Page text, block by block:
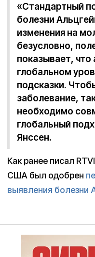
«Стандартный
болезни
изменения на
безусловно,
показывает, что
глобальном
подсказки.
заболевание,
необходимо
глобальный
Янссен.
Как ранее писал
США был одобрен
выявления болезни